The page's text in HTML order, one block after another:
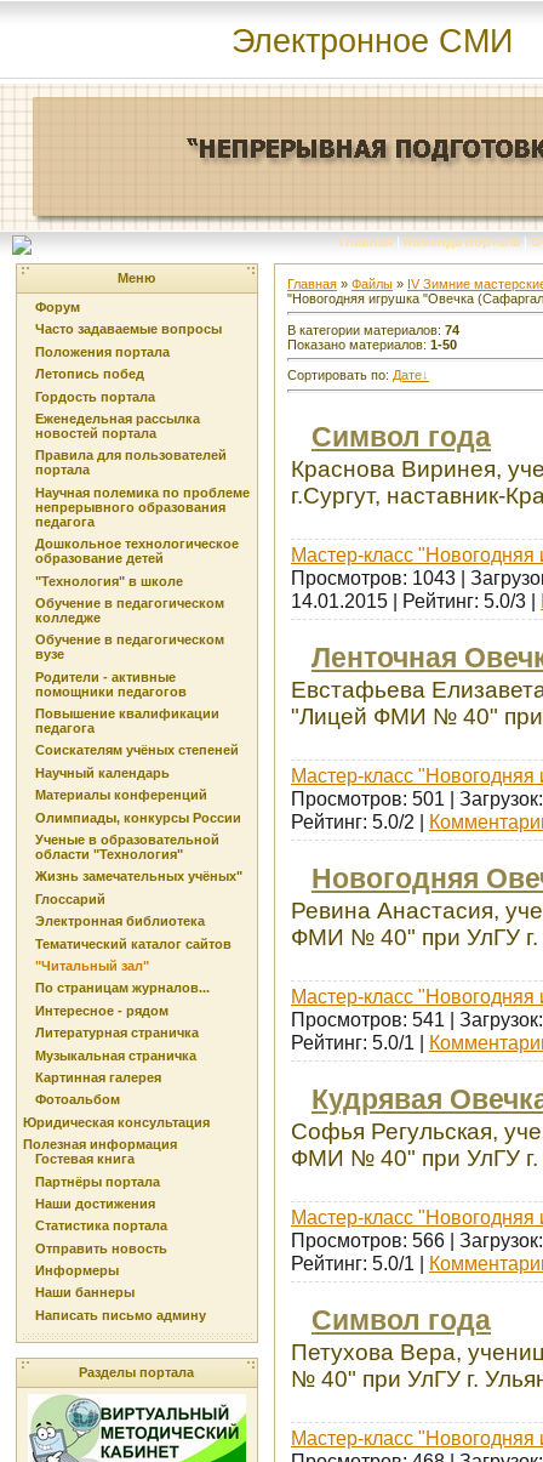
Электронное СМИ
Главная | Команда портала | О
Меню
Форум
Часто задаваемые вопросы
Положения портала
Летопись побед
Гордость портала
Еженедельная рассылка
новостей портала
Правила для пользователей
портала
Научная полемика по проблеме
непрерывного образования
педагога
Дошкольное технологическое
образование детей
"Технология" в школе
Обучение в педагогическом
колледже
Обучение в педагогическом
вузе
Родители - активные
помощники педагогов
Повышение квалификации
педагога
Соискателям учёных степеней
Научный календарь
Материалы конференций
Олимпиады, конкурсы России
Ученые в образовательной
области "Технология"
Жизнь замечательных учёных"
Глоссарий
Электронная библиотека
Тематический каталог сайтов
"Читальный зал"
По страницам журналов...
Интересное - рядом
Литературная страничка
Музыкальная страничка
Картинная галерея
Фотоальбом
Юридическая консультация
Полезная информация
Гостевая книга
Партнёры портала
Наши достижения
Статистика портала
Отправить новость
Информеры
Наши баннеры
Написать письмо админу
Разделы портала
Главная » Файлы » IV Зимние
"Новогодняя игрушка "Овечка
В категории материалов: 74
Показано материалов: 1-50
Сортировать по: Дате
Символ года
Краснова Виринея,
г.Сургут, наставник-
Мастер-класс
Просмотров: 1043 |
14.01.2015 | Рейтинг: 5.0/3 |
Ленточная
Евстафьева
"Лицей ФМИ № 40" при
Мастер-класс
Просмотров: 501 |
Рейтинг: 5.0/2 |
Новогодняя
Ревина Анастасия,
ФМИ № 40" при УлГУ г.
Мастер-класс
Просмотров: 541 |
Рейтинг: 5.0/1 |
Кудрявая
Софья Регульская,
ФМИ № 40" при УлГУ г.
Мастер-класс
Просмотров: 566 |
Рейтинг: 5.0/1 |
Символ года
Петухова Вера,
№ 40" при УлГУ г.
Мастер-класс